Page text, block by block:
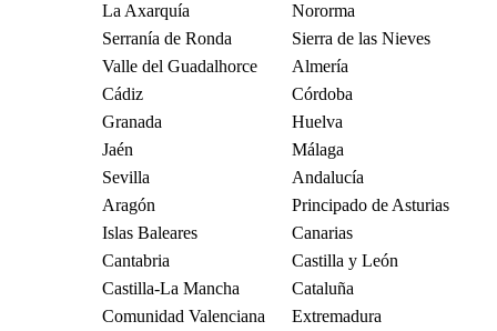
La Axarquía
Nororma
Serranía de Ronda
Sierra de las Nieves
Valle del Guadalhorce
Almería
Cádiz
Córdoba
Granada
Huelva
Jaén
Málaga
Sevilla
Andalucía
Aragón
Principado de Asturias
Islas Baleares
Canarias
Cantabria
Castilla y León
Castilla-La Mancha
Cataluña
Comunidad Valenciana
Extremadura